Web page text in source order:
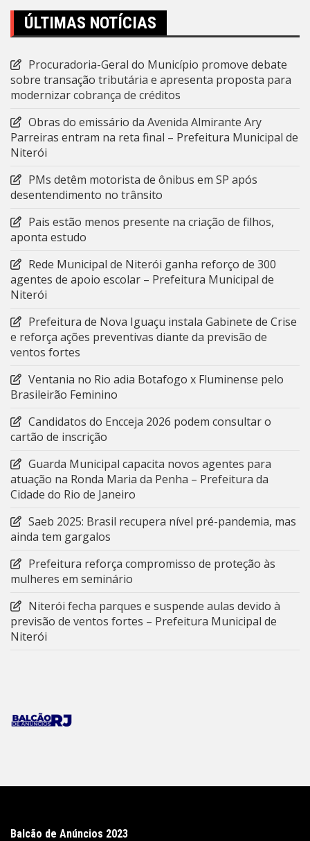
ÚLTIMAS NOTÍCIAS
Procuradoria-Geral do Município promove debate
sobre transação tributária e apresenta proposta para
modernizar cobrança de créditos
Obras do emissário da Avenida Almirante Ary
Parreiras entram na reta final – Prefeitura Municipal de
Niterói
PMs detêm motorista de ônibus em SP após
desentendimento no trânsito
Pais estão menos presente na criação de filhos,
aponta estudo
Rede Municipal de Niterói ganha reforço de 300
agentes de apoio escolar – Prefeitura Municipal de
Niterói
Prefeitura de Nova Iguaçu instala Gabinete de Crise
e reforça ações preventivas diante da previsão de
ventos fortes
Ventania no Rio adia Botafogo x Fluminense pelo
Brasileirão Feminino
Candidatos do Encceja 2026 podem consultar o
cartão de inscrição
Guarda Municipal capacita novos agentes para
atuação na Ronda Maria da Penha – Prefeitura da
Cidade do Rio de Janeiro
Saeb 2025: Brasil recupera nível pré-pandemia, mas
ainda tem gargalos
Prefeitura reforça compromisso de proteção às
mulheres em seminário
Niterói fecha parques e suspende aulas devido à
previsão de ventos fortes – Prefeitura Municipal de
Niterói
Balcão de Anúncios 2023